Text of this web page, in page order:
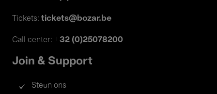
Tickets: tickets@bozar.be
Call center: +32 (0)25078200
Join & Support
Steun ons